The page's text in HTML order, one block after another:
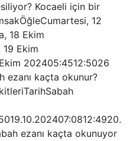
Kocaeli için bir
12
18 Ekim
Ekim
202405:4512:5026
ezanı kaçta okunur?
ezanı kaçta okunuyor